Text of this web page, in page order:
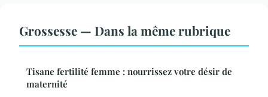
Grossesse — Dans la même rubrique
Tisane fertilité femme : nourrissez votre désir de
maternité